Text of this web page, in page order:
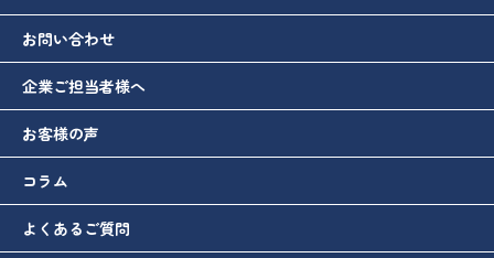
お問い合わせ
企業ご担当者様へ
お客様の声
コラム
よくあるご質問